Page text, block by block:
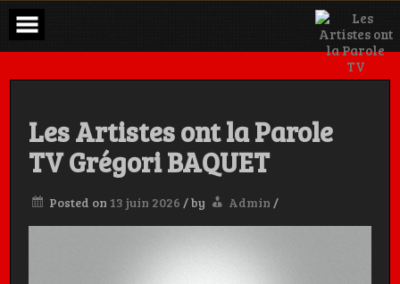
Skip
content
Les Artistes ont la Parole
TV Grégori BAQUET
Posted on 13 juin 2026 /by Admin /